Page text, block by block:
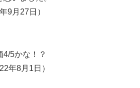
9月27日）
5かな！？
年8月1日）